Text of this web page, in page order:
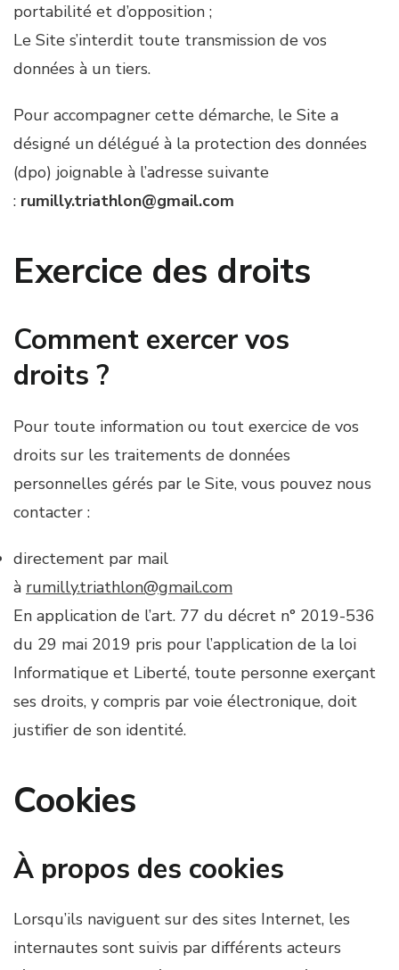
portabilité et d’opposition ;
Le Site s’interdit toute transmission de vos
données à un tiers.
Pour accompagner cette démarche, le Site a
désigné un délégué à la protection des données
(dpo) joignable à l’adresse suivante
: rumilly.triathlon@gmail.com
Exercice des droits
Comment exercer vos
droits ?
Pour toute information ou tout exercice de vos
droits sur les traitements de données
personnelles gérés par le Site, vous pouvez nous
contacter :
directement par mail
à rumilly.triathlon@gmail.com
En application de l’art. 77 du décret n° 2019-536
du 29 mai 2019 pris pour l’application de la loi
Informatique et Liberté, toute personne exerçant
ses droits, y compris par voie électronique, doit
justifier de son identité.
Cookies
À propos des cookies
Lorsqu’ils naviguent sur des sites Internet, les
internautes sont suivis par différents acteurs